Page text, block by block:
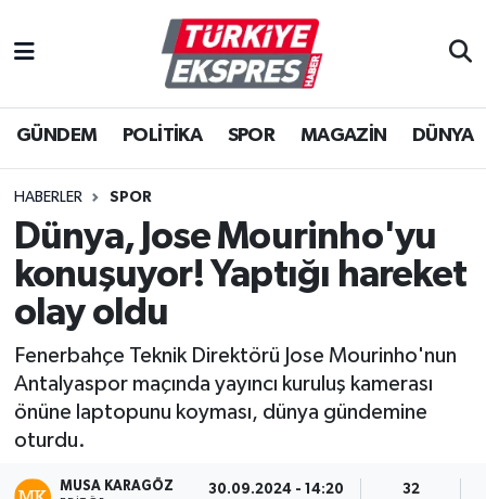
GÜNDEM POLİTİKA SPOR MAGAZİN DÜNYA
HABERLER SPOR
Dünya, Jose Mourinho'yu
konuşuyor! Yaptığı hareket
olay oldu
Fenerbahçe Teknik Direktörü Jose Mourinho'nun
Antalyaspor maçında yayıncı kuruluş kamerası
önüne laptopunu koyması, dünya gündemine
oturdu.
MUSA KARAGÖZ 30.09.2024 - 14:20 32
İstanbul Nöbetçi Eczaneler
İstanbul Hava Durumu
İstanbul Namaz Vakitleri
İstanbul Trafik Yoğunluk Haritası
Süper Lig Puan Durumu ve Fikstür
Tüm Manşetler
Son Dakika Haberleri